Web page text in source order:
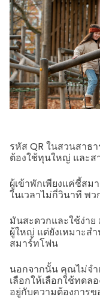
รหัส QR ในสวนสา
ต้องใช้ทุนใหญ่ และ
ผู้เข้าพักเพียงแค่ชี้สม
ในเวลาไม่กี่วินาที พ
มันสะดวกและใช้ง่าย
ผู้ใหญ่ แต่ยังเหมาะส
สมาร์ทโฟน
นอกจากนั้น คุณไม่จำ
เลือกให้เลือกใช้ทดล
อยู่กับความต้องการ